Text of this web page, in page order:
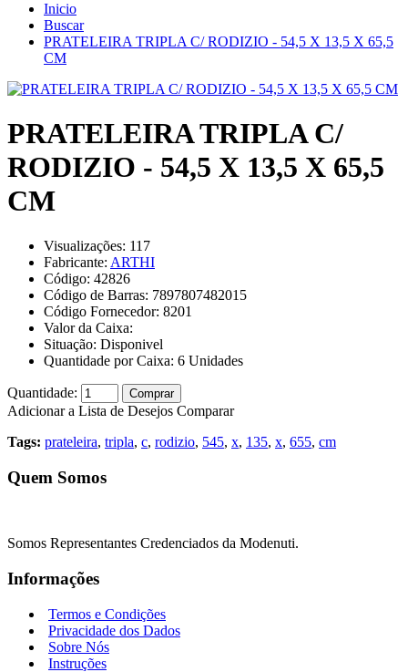
Inicio
Buscar
PRATELEIRA TRIPLA C/ RODIZIO - 54,5 X 13,5 X 65,5
CM
PRATELEIRA TRIPLA C/
RODIZIO - 54,5 X 13,5 X 65,5
CM
Visualizações: 117
Fabricante: ARTHI
Código: 42826
Código de Barras: 7897807482015
Código Fornecedor: 8201
Valor da Caixa:
Situação: Disponivel
Quantidade por Caixa: 6 Unidades
Quantidade: Comprar
Adicionar a Lista de Desejos Comparar
Tags: prateleira, tripla, c, rodizio, 545, x, 135, x, 655, cm
Quem Somos
Somos Representantes Credenciados da Modenuti.
Informações
Termos e Condições
Privacidade dos Dados
Sobre Nós
Instruções